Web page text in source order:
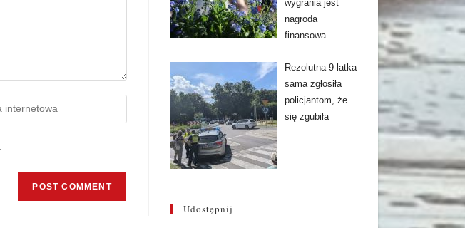
wygrania jest
nagroda
finansowa
Rezolutna 9-latka
sama zgłosiła
policjantom, że
się zgubiła
Udostępnij